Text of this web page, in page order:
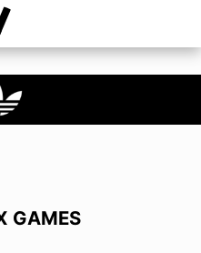
GAMES